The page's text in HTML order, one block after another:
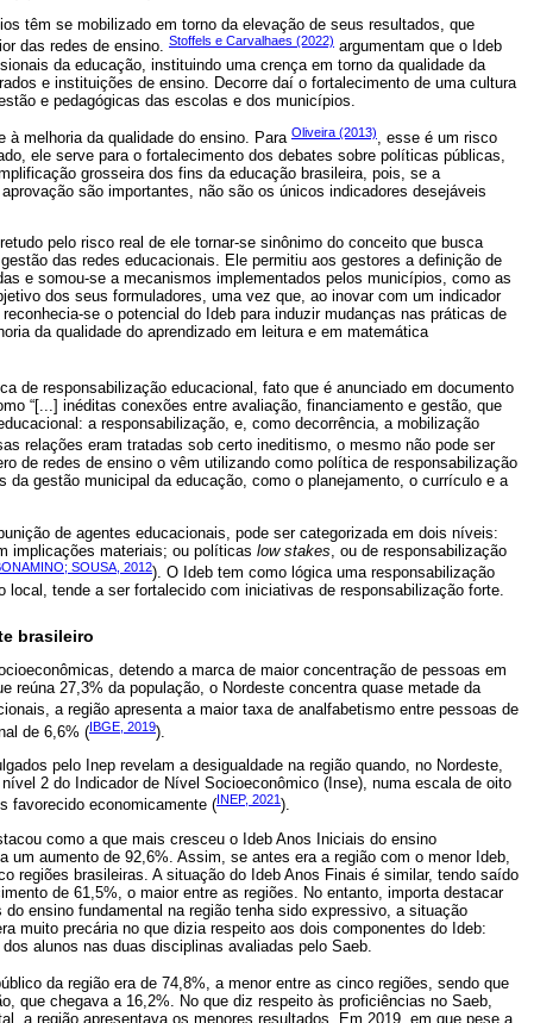
têm se mobilizado em torno da elevação de seus resultados, que
das redes de ensino. Stoffels e Carvalhaes (2022) argumentam que o Ideb
da educação, instituindo uma crença em torno da qualidade da
e instituições de ensino. Decorre daí o fortalecimento de uma cultura
e pedagógicas das escolas e dos municípios.
à melhoria da qualidade do ensino. Para Oliveira (2013), esse é um risco
ele serve para o fortalecimento dos debates sobre políticas públicas,
grosseira dos fins da educação brasileira, pois, se a
são importantes, não são os únicos indicadores desejáveis
pelo risco real de ele tornar-se sinônimo do conceito que busca
das redes educacionais. Ele permitiu aos gestores a definição de
e somou-se a mecanismos implementados pelos municípios, como as
dos seus formuladores, uma vez que, ao inovar com um indicador
se o potencial do Ideb para induzir mudanças nas práticas de
da qualidade do aprendizado em leitura e em matemática
de responsabilização educacional, fato que é anunciado em documento
“[...] inéditas conexões entre avaliação, financiamento e gestão, que
a responsabilização, e, como decorrência, a mobilização
relações eram tratadas sob certo ineditismo, o mesmo não pode ser
de redes de ensino o vêm utilizando como política de responsabilização
gestão municipal da educação, como o planejamento, o currículo e a
de agentes educacionais, pode ser categorizada em dois níveis:
implicações materiais; ou políticas low stakes , ou de responsabilização
SOUSA, 2012). O Ideb tem como lógica uma responsabilização
local, tende a ser fortalecido com iniciativas de responsabilização forte.
brasileiro
detendo a marca de maior concentração de pessoas em
reúna 27,3% da população, o Nordeste concentra quase metade da
a região apresenta a maior taxa de analfabetismo entre pessoas de
de 6,6% (IBGE, 2019).
pelo Inep revelam a desigualdade na região quando, no Nordeste,
2 do Indicador de Nível Socioeconômico (Inse), numa escala de oito
favorecido economicamente (INEP, 2021).
como a que mais cresceu o Ideb Anos Iniciais do ensino
um aumento de 92,6%. Assim, se antes era a região com o menor Ideb,
regiões brasileiras. A situação do Ideb Anos Finais é similar, tendo saído
de 61,5%, o maior entre as regiões. No entanto, importa destacar
ensino fundamental na região tenha sido expressivo, a situação
muito precária no que dizia respeito aos dois componentes do Ideb:
alunos nas duas disciplinas avaliadas pelo Saeb.
da região era de 74,8%, a menor entre as cinco regiões, sendo que
que chegava a 16,2%. No que diz respeito às proficiências no Saeb,
a região apresentava os menores resultados. Em 2019, em que pese a